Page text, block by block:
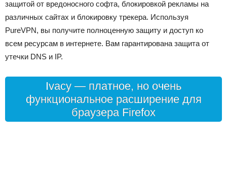
защитой от вредоносного софта, блокировкой рекламы на
различных сайтах и блокировку трекера. Используя
PureVPN, вы получите полноценную защиту и доступ ко
всем ресурсам в интернете. Вам гарантирована защита от
утечки DNS и IP.
Ivacy — платное, но очень
функциональное расширение для
браузера Firefox